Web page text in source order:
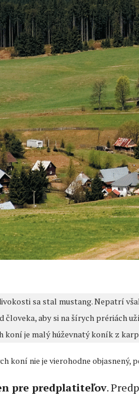
sa stal mustang. Nepatrí
človeka, aby si na šírych prériách
koní je malý húževnatý koník z
koní nie je vierohodne objasnený,
pre predplatiteľov.